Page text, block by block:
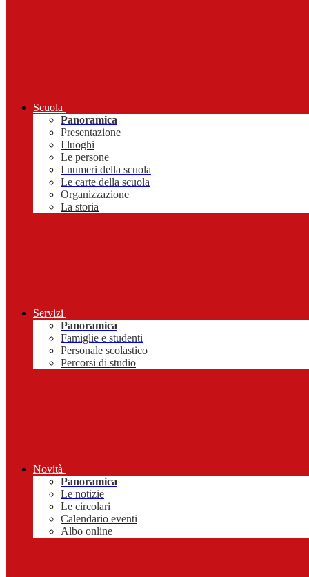
Scuola
Panoramica
Presentazione
I luoghi
Le persone
I numeri della scuola
Le carte della scuola
Organizzazione
La storia
Servizi
Panoramica
Famiglie e studenti
Personale scolastico
Percorsi di studio
Novità
Panoramica
Le notizie
Le circolari
Calendario eventi
Albo online